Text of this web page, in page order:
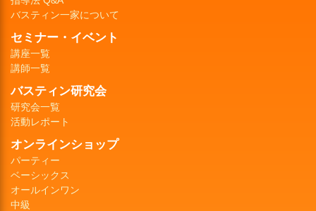
バスティン一家について
セミナー・イベント
講座一覧
講師一覧
バスティン研究会
研究会一覧
活動レポート
オンラインショップ
パーティー
ベーシックス
オールインワン
中級